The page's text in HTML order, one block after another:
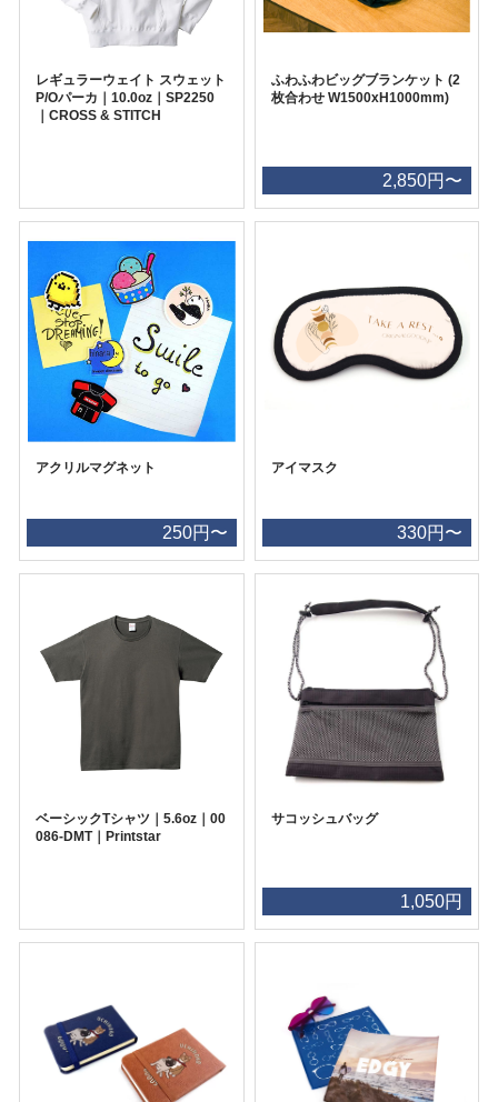
レギュラーウェイト スウェット
P/Oパーカ｜10.0oz｜SP2250
｜CROSS & STITCH
ふわふわビッグブランケット (2
枚合わせ W1500xH1000mm)
2,850円〜
アクリルマグネット
250円〜
アイマスク
330円〜
ベーシックTシャツ｜5.6oz｜00
086-DMT｜Printstar
サコッシュバッグ
1,050円